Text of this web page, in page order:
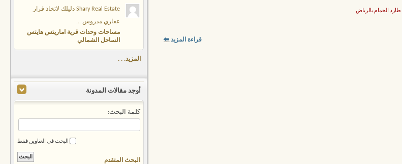
طارد الحمام بالرياض
قراءة المزيد
Shary Real Estate دليلك لاتخاذ قرار
عقاري مدروس ...
مساحات وحدات قرية اماريتس هايتس
الساحل الشمالي
المزيد. . .
أوجد مقالات المدونة
كلمة البحث:
البحث في العناوين فقط
البحث المتقدم